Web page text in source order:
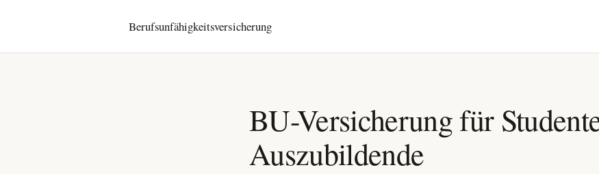
Berufsunfähigkeits­versicherung
BU-Versicherung für
Auszubildende